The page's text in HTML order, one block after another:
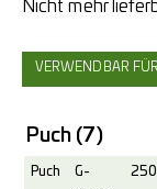
VERWENDBAR FÜR
Puch (7)
Puch
G-
250